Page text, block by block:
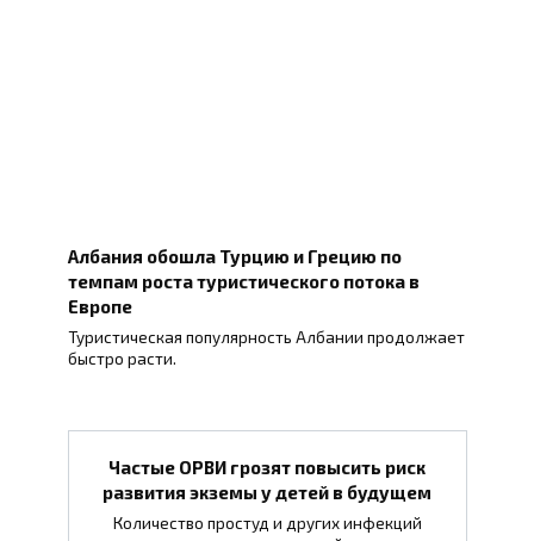
Албания обошла Турцию и Грецию по
темпам роста туристического потока в
Европе
Туристическая популярность Албании продолжает
быстро расти.
Частые ОРВИ грозят повысить риск
развития экземы у детей в будущем
Количество простуд и других инфекций